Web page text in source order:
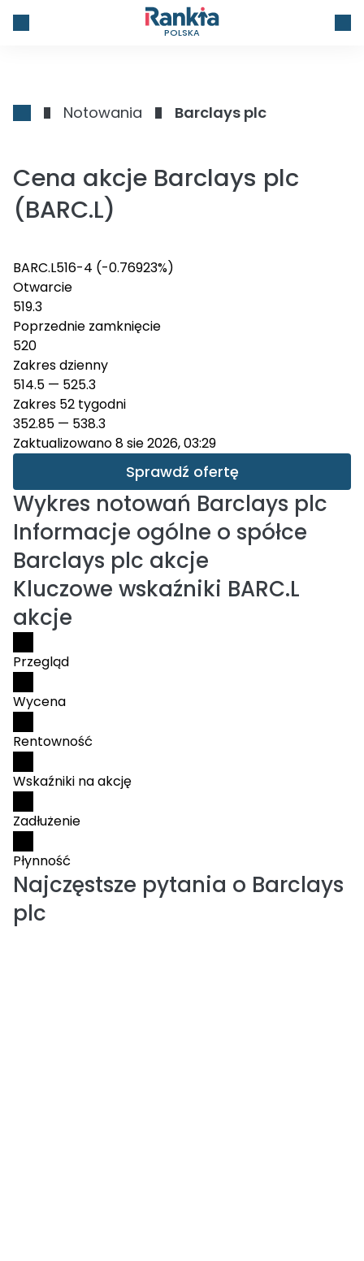
POLSKA
Notowania Barclays plc
Cena akcje Barclays plc
(BARC.L)
BARC.L516-4 (-0.76923%)
Otwarcie
519.3
Poprzednie zamknięcie
520
Zakres dzienny
514.5 — 525.3
Zakres 52 tygodni
352.85 — 538.3
Zaktualizowano 8 sie 2026, 03:29
Sprawdź ofertę
Wykres notowań Barclays plc
Informacje ogólne o spółce
Barclays plc akcje
Kluczowe wskaźniki BARC.L
akcje
Przegląd
Wycena
Rentowność
Wskaźniki na akcję
Zadłużenie
Płynność
Najczęstsze pytania o Barclays
plc